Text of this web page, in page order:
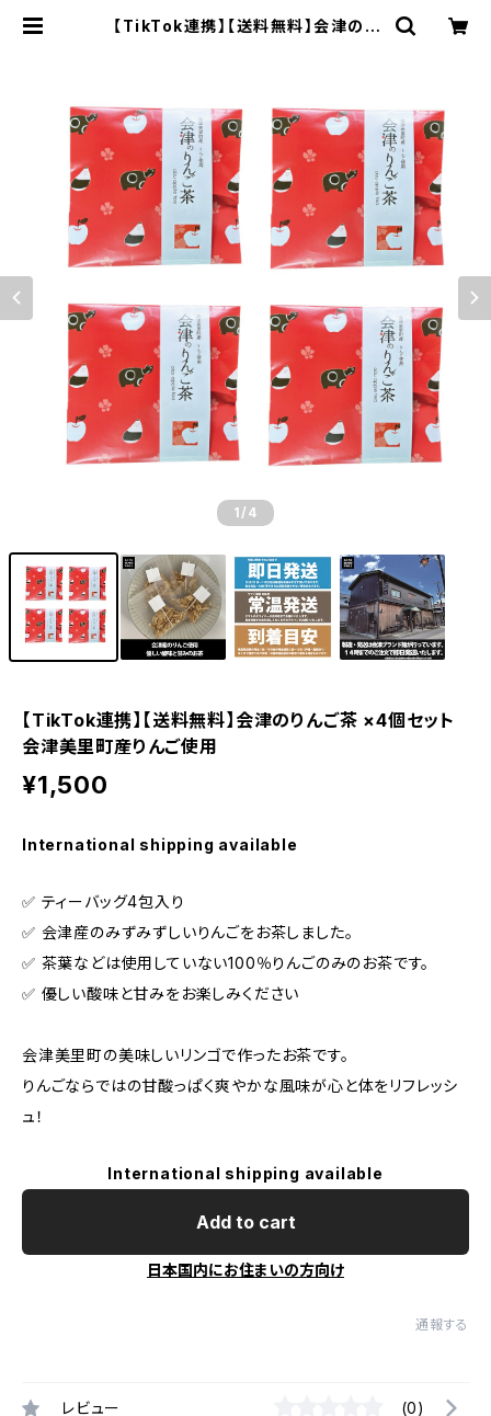
【TikTok連携】【送料無料】会津のり
1 /4
【TikTok連携】【送料無料】会津のりんご茶 ×4個セット
会津美里町産りんご使用
¥1,500
International shipping available
✅️ ティーバッグ4包入り
✅️ 会津産のみずみずしいりんごをお茶しました。
✅️ 茶葉などは使用していない100％りんごのみのお茶です。
✅️ 優しい酸味と甘みをお楽しみください
会津美里町の美味しいリンゴで作ったお茶です。
りんごならではの甘酸っぱく爽やかな風味が心と体をリフレッシ
ュ！
International shipping available
Add to cart
日本国内にお住まいの方向け
通報する
レビュー (0)